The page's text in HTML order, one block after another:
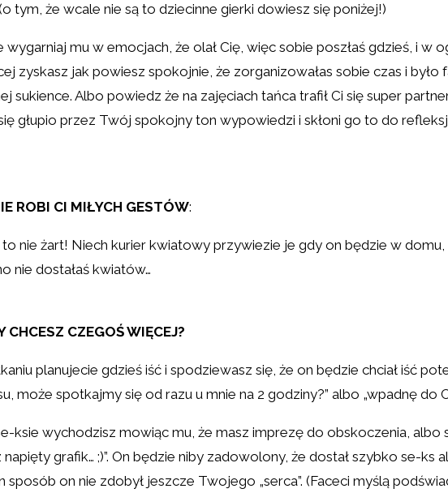
tym, że wcale nie są to dziecinne gierki dowiesz się poniżej!)
mu w emocjach, że olał Cię, więc sobie poszłaś gdzieś, i
zyskasz jak powiesz spokojnie, że zorganizowałas sobie czas i
sukience. Albo powiedz że na zajęciach tańca trafił Ci się super
głupio przez Twój spokojny ton wypowiedzi i skłoni go to do
ROBI CI MIŁYCH GESTÓW:
nie żart! Niech kurier kwiatowy przywiezie je gdy on będzie w
nie dostałaś kwiatów…
CHCESZ CZEGOŚ WIĘCEJ?
planujecie gdzieś iść i spodziewasz się, że on będzie chciał iść
może spotkajmy się od razu u mnie na 2 godziny?” albo „wpadnę do
ksie wychodzisz mowiąc mu, że masz imprezę do obskoczenia, albo
grafik… ;)”. On będzie niby zadowolony, że dostał szybko se-ks
on nie zdobył jeszcze Twojego „serca”. (Faceci myślą